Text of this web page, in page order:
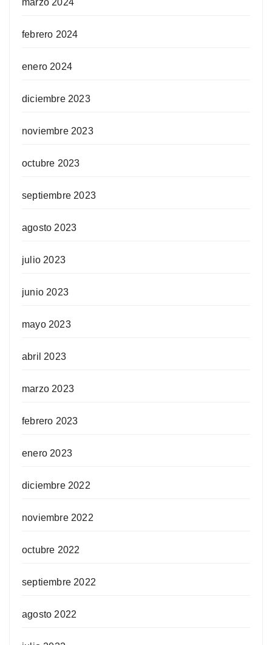
febrero 2024
enero 2024
diciembre 2023
noviembre 2023
octubre 2023
septiembre 2023
agosto 2023
julio 2023
junio 2023
mayo 2023
abril 2023
marzo 2023
febrero 2023
enero 2023
diciembre 2022
noviembre 2022
octubre 2022
septiembre 2022
agosto 2022